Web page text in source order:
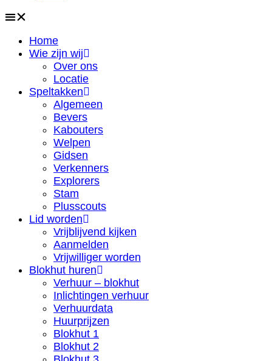
Home
Wie zijn wij
Over ons
Locatie
Speltakken
Algemeen
Bevers
Kabouters
Welpen
Gidsen
Verkenners
Explorers
Stam
Plusscouts
Lid worden
Vrijblijvend kijken
Aanmelden
Vrijwilliger worden
Blokhut huren
Verhuur – blokhut
Inlichtingen verhuur
Verhuurdata
Huurprijzen
Blokhut 1
Blokhut 2